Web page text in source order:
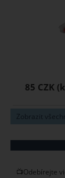
85 CZK
Zobrazit
📺Odebírejte